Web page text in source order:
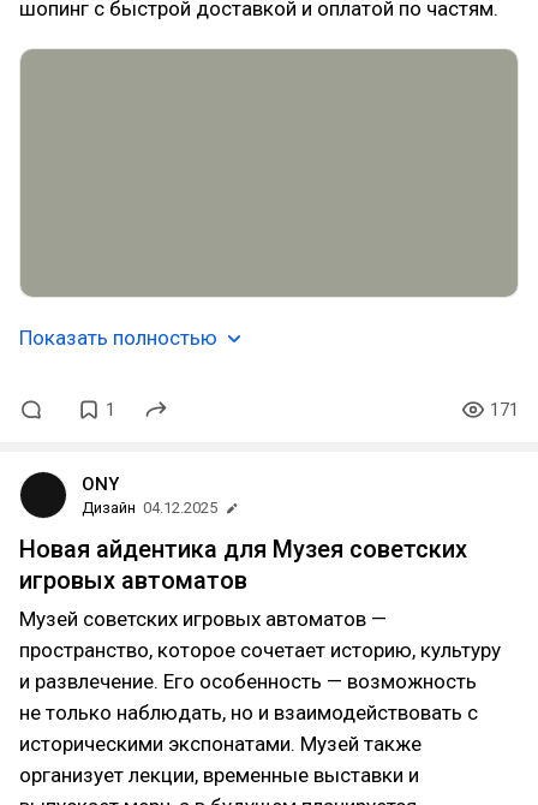
шопинг с быстрой доставкой и оплатой по частям.
Показать полностью
1 171
ONY
Дизайн 04.12.2025
Новая айдентика для Музея советских
игровых автоматов
Музей советских игровых автоматов —
пространство, которое сочетает историю, культуру
и развлечение. Его особенность — возможность
не только наблюдать, но и взаимодействовать с
историческими экспонатами. Музей также
организует лекции, временные выставки и